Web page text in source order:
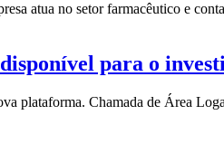
atua no setor farmacêutico e
para o
plataforma. Chamada de Área